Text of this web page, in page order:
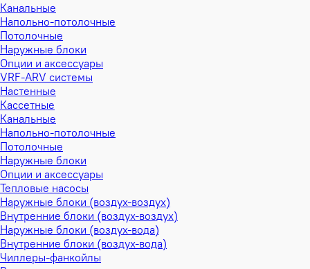
Канальные
Напольно-потолочные
Потолочные
Наружные блоки
Опции и аксессуары
VRF-ARV системы
Настенные
Кассетные
Канальные
Напольно-потолочные
Потолочные
Наружные блоки
Опции и аксессуары
Тепловые насосы
Наружные блоки (воздух-воздух)
Внутренние блоки (воздух-воздух)
Наружные блоки (воздух-вода)
Внутренние блоки (воздух-вода)
Чиллеры-фанкойлы